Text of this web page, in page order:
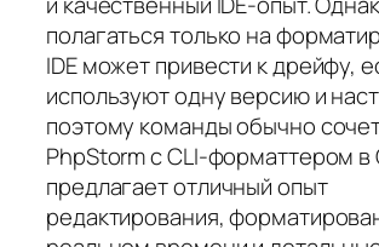
полагаться только на
IDE может привести к дрейфу,
используют одну версию и
поэтому команды обычно
PhpStorm с CLI‑форматтером в
предлагает отличный опыт
редактирования,